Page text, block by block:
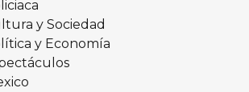
y Sociedad
y Economía